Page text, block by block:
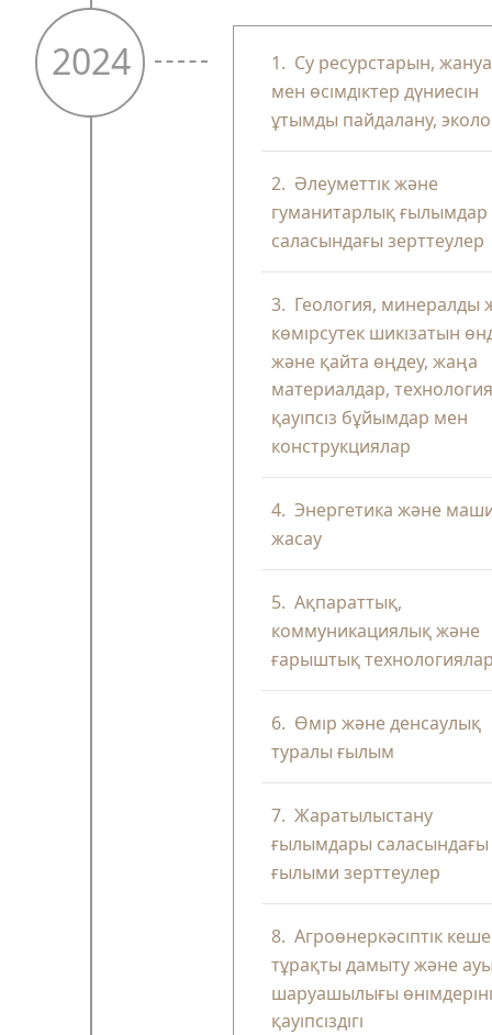
2024 1. Су ресурстарын,
мен өсімдіктер дүниесін
ұтымды пайдалану,
2. Әлеуметтік және
гуманитарлық ғылымдар
саласындағы зерттеулер
3. Геология, минералды
көмірсутек шикізатын
және қайта өңдеу, жаңа
материалдар,
қауіпсіз бұйымдар мен
конструкциялар
4.Энергетика және
жасау
5.Ақпараттық,
коммуникациялық және
ғарыштық
6. Өмір және денсаулық
туралы ғылым
7.Жаратылыстану
ғылымдары саласындағы
ғылыми зерттеулер
8.Агроөнеркәсіптік
тұрақты дамыту және
шаруашылығы
қауіпсіздігі